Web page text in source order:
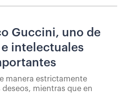
Guccini, uno de
intelectuales
manera estrictamente
mientras que en